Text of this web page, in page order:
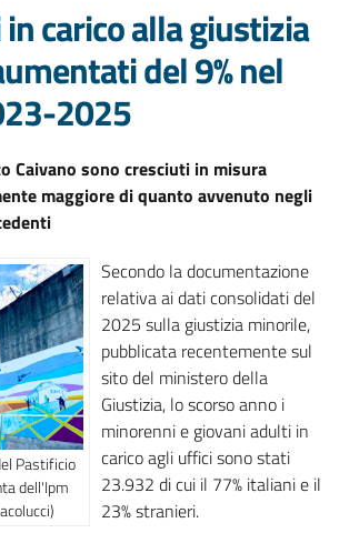
carico alla giustizia
del 9% nel
2025
Caivano sono cresciuti in misura
maggiore di quanto avvenuto negli
Pastificio
dell'Ipm
Secondo la documentazione
relativa ai dati consolidati del
2025 sulla giustizia minorile,
pubblicata recentemente sul
sito del ministero della
Giustizia, lo scorso anno i
minorenni e giovani adulti in
carico agli uffici sono stati
23.932 di cui il 77% italiani e il
23% stranieri.